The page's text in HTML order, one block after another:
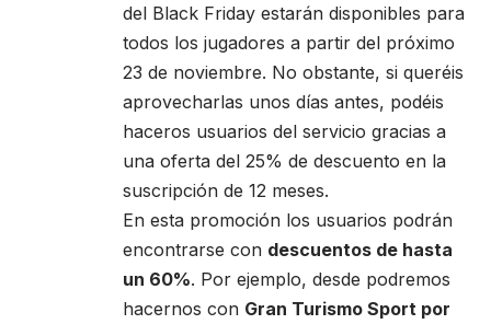
del Black Friday estarán disponibles para
todos los jugadores a partir del próximo
23 de noviembre. No obstante, si queréis
aprovecharlas unos días antes, podéis
haceros usuarios del servicio gracias a
una oferta del 25% de descuento en la
suscripción de 12 meses.
En esta promoción los usuarios podrán
encontrarse con descuentos de hasta
un 60%. Por ejemplo, desde podremos
hacernos con Gran Turismo Sport por